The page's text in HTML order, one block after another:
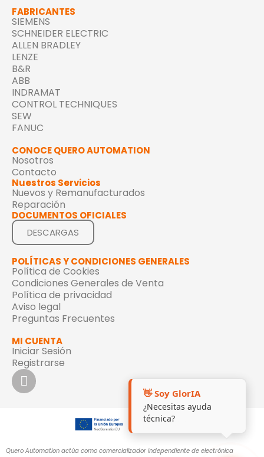
FABRICANTES
SIEMENS
SCHNEIDER ELECTRIC
ALLEN BRADLEY
LENZE
B&R
ABB
INDRAMAT
CONTROL TECHNIQUES
SEW
FANUC
CONOCE QUERO AUTOMATION
Nosotros
Contacto
Nuestros Servicios
Nuevos y Remanufacturados
Reparación
DOCUMENTOS OFICIALES
DESCARGAS
POLÍTICAS Y CONDICIONES GENERALES
Política de Cookies
Condiciones Generales de Venta
Política de privacidad
Aviso legal
Preguntas Frecuentes
MI CUENTA
Iniciar Sesión
Registrarse
👋 Soy GlorIA
¿Necesitas ayuda
técnica?
Quero Automation actúa como comercializador independiente de electrónica